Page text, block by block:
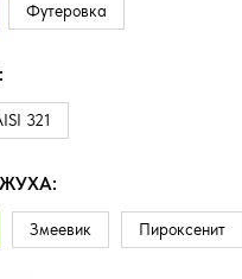
Футеровка
321
Змеевик Пироксенит